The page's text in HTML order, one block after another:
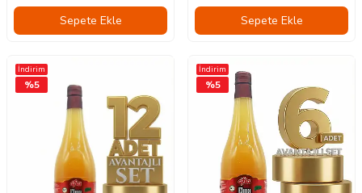
Sepete Ekle Sepete Ekle
İndirim
%5
İndirim
%5